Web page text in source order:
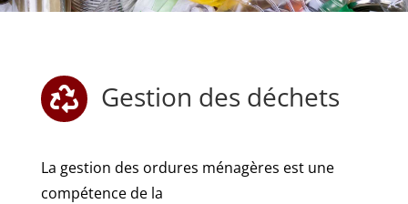
 Gestion des déchets
La gestion des ordures ménagères est une
compétence de la